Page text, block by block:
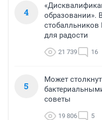
4
образовании».
для радости
21 739 16
5
Может
советы
19 806 5